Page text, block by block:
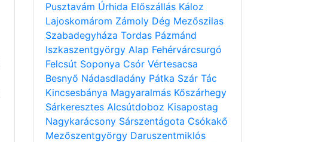
Pusztavám Úrhida Előszállás Káloz
Lajoskomárom Zámoly Dég Mezőszilas
Szabadegyháza Tordas Pázmánd
Iszkaszentgyörgy Alap Fehérvárcsurgó
Felcsút Soponya Csór Vértesacsa
Besnyő Nádasdladány Pátka Szár Tác
Kincsesbánya Magyaralmás Kőszárhegy
Sárkeresztes Alcsútdoboz Kisapostag
Nagykarácsony Sárszentágota Csókakő
Mezőszentgyörgy Daruszentmiklós